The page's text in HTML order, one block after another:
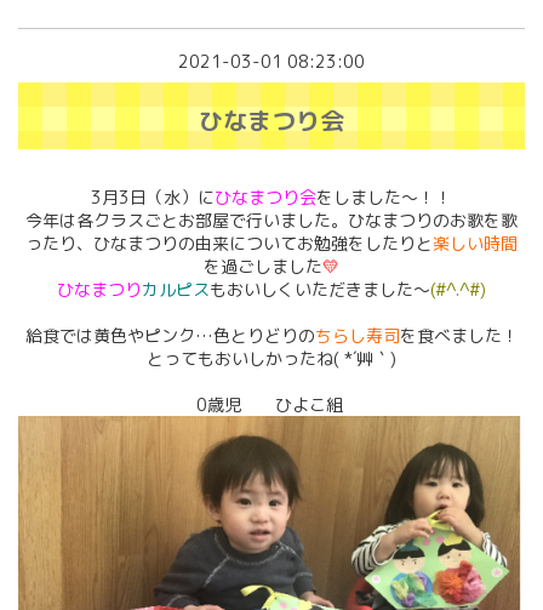
2021-03-01 08:23:00
ひなまつり会
3月3日（水）にひなまつり会をしました～！！
今年は各クラスごとお部屋で行いました。ひなまつりのお歌を歌
ったり、ひなまつりの由来についてお勉強をしたりと楽しい時間
を過ごしました💛
ひなまつりカルピスもおいしくいただきました～(#^.^#)
給食では黄色やピンク…色とりどりのちらし寿司を食べました！
とってもおいしかったね( *´艸｀)
0歳児 ひよこ組